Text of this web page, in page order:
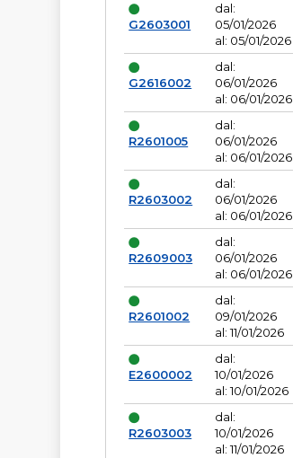
G2603001
dal:
05/01/2026
al: 05/01/2026
G2616002
dal:
06/01/2026
al: 06/01/2026
R2601005
dal:
06/01/2026
al: 06/01/2026
R2603002
dal:
06/01/2026
al: 06/01/2026
R2609003
dal:
06/01/2026
al: 06/01/2026
R2601002
dal:
09/01/2026
al: 11/01/2026
E2600002
dal:
10/01/2026
al: 10/01/2026
R2603003
dal:
10/01/2026
al: 11/01/2026